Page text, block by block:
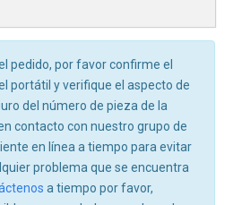
pedido, por favor confirme el
portátil y verifique el aspecto de
del número de pieza de la
contacto con nuestro grupo de
en línea a tiempo para evitar
problema que se encuentra
a tiempo por favor,